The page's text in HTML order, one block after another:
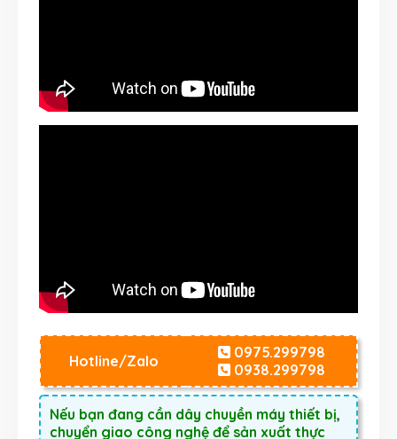
Hotline/Zalo
0975.299798
0938.299798
Nếu bạn đang cần dây chuyền máy thiết bị,
chuyển giao công nghệ để sản xuất thực